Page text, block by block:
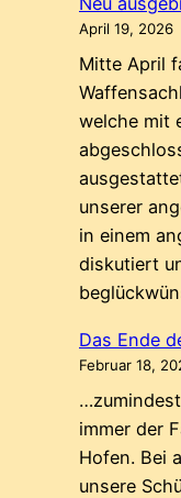
April 19, 2026
Mitte April
welche mit
unserer
in einem
diskutiert
Das Ende
Februar 18,
immer der
Hofen. Bei
unsere